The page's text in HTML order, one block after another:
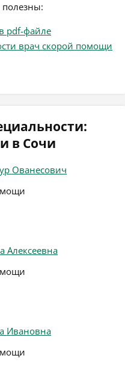
полезны:
pdf-файле
врач скорой помощи
в Сочи
Ованесович
Алексеевна
Ивановна